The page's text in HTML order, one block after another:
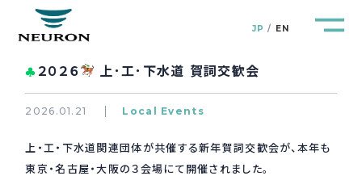
JP EN
管路防災研究所 Pipeline Resilience Lab.
♣ ２０２６ 上･工･下水道 賀詞交歓会
2026.01.21 Local Events
上・工・下水道関連団体が共催する新年賀詞交歓会が、本年も
東京・名古屋・大阪の３会場にて開催されました。